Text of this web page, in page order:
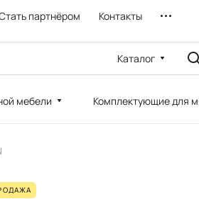
партнёром Контакты
Каталог
мебели Комплектующие для